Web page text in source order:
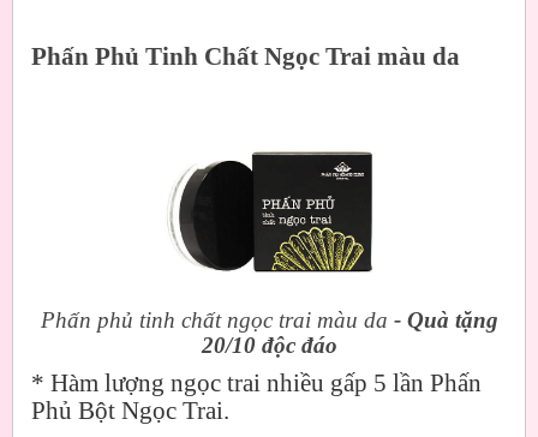
Phấn Phủ Tinh Chất Ngọc Trai màu da
Phấn phủ tinh chất ngọc trai màu da - Quà tặng
20/10 độc đáo
* Hàm lượng ngọc trai nhiều gấp 5 lần Phấn
Phủ Bột Ngọc Trai.